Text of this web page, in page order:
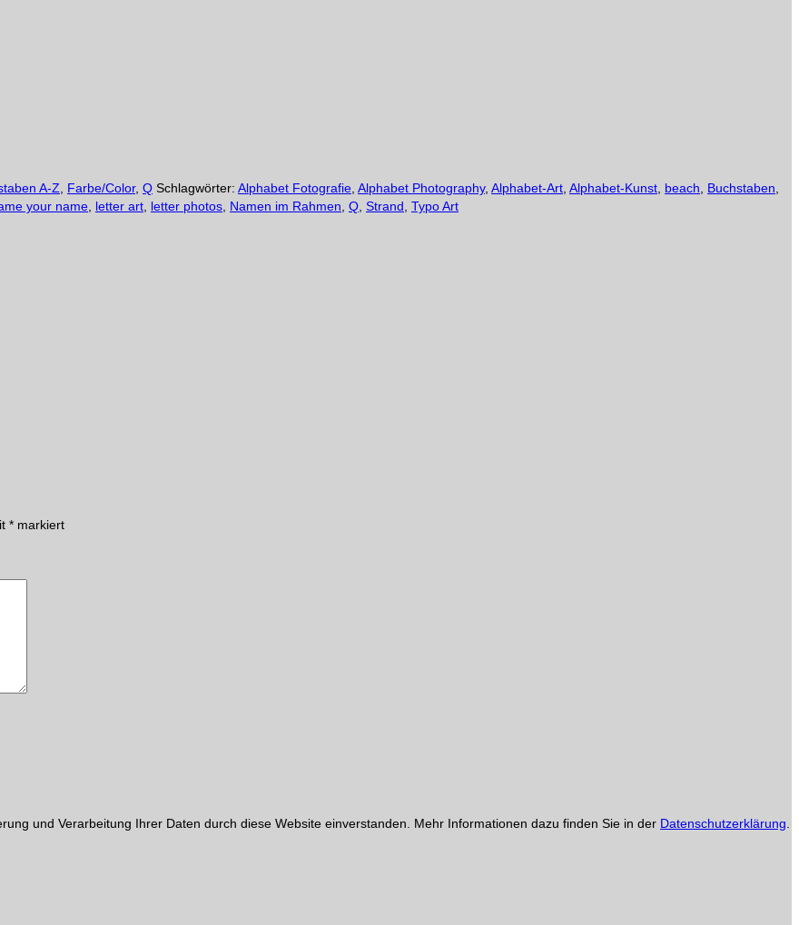
A-Z Farbe/Color, Q Schlagwörter: Alphabet Fotografie Alphabet Photography, Alphabet-Art Alphabet-Kunst beach Buchstaben
your name letter art letter photos Namen im Rahmen Q Strand Typo Art
* markiert
und Verarbeitung Ihrer Daten durch diese Website einverstanden. Mehr Informationen dazu finden Sie in der Datenschutzerklärung